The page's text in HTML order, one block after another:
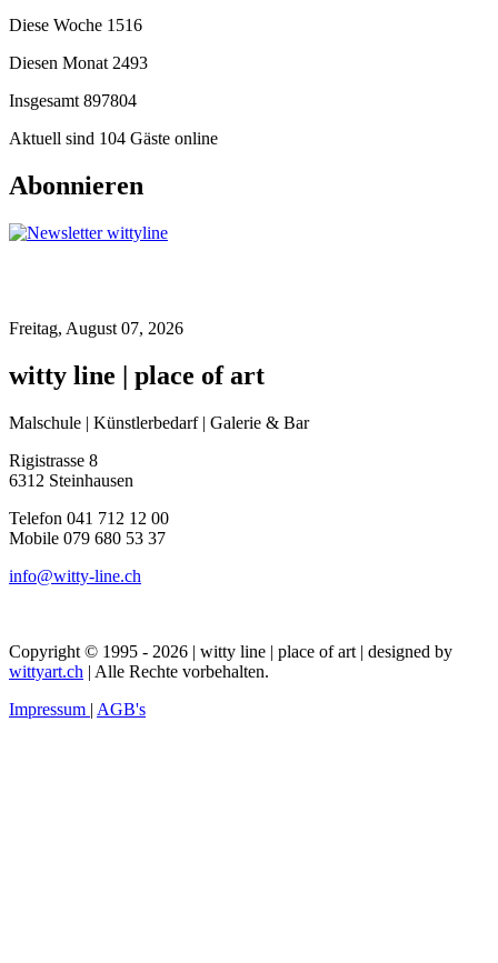
Diese Woche 1516
Diesen Monat 2493
Insgesamt 897804
Aktuell sind 104 Gäste online
Abonnieren
Freitag, August 07, 2026
witty line | place of art
Malschule | Künstlerbedarf | Galerie & Bar
Rigistrasse 8
6312 Steinhausen
Telefon 041 712 12 00
Mobile 079 680 53 37
info@witty-line.ch
Copyright © 1995 - 2026 | witty line | place of art | designed by
wittyart.ch | Alle Rechte vorbehalten.
Impressum | AGB's